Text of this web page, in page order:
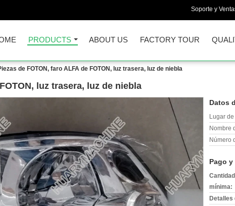
Soporte y
PRODUCTS ABOUT US FACTORY TOUR
de FOTON, faro ALFA de FOTON, luz trasera, luz de niebla
luz trasera, luz de niebla
Datos
Lugar
Nombre
Número
Pago
mínima:
Detalles